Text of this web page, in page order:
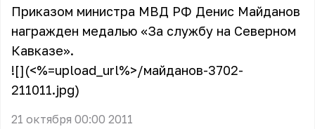
Приказом министра МВД РФ Денис Майданов
награжден медалью «За службу на Северном
Кавказе».
![](<%=upload_url%>/майданов-3702-
211011.jpg)
21 октября 00:00 2011